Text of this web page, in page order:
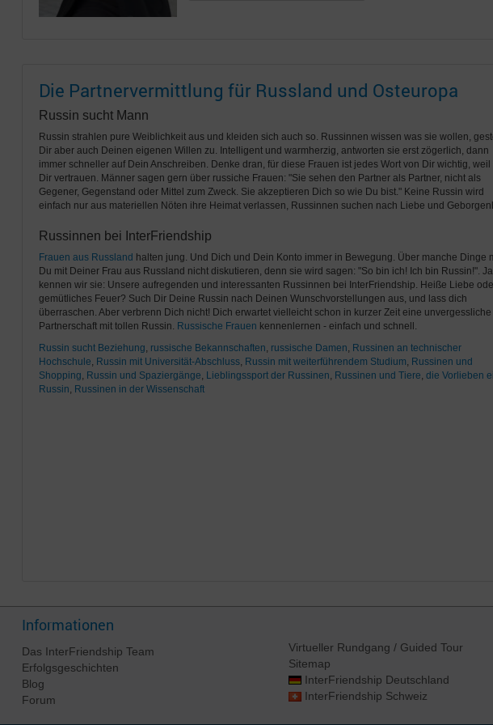
Die Partnervermittlung für Russland und Osteuropa
Russin sucht Mann
Russin strahlen pure Weiblichkeit aus und kleiden sich auch so. Russinnen wissen was sie wollen,
Dir aber auch Deinen eigenen Willen zu. Intelligent und warmherzig, antworten sie erst zögerlich, dann
immer schneller auf Dein Anschreiben. Denke dran, für diese Frauen ist jedes Wort von Dir wichtig, weil
Dir vertrauen. Männer sagen gern über russiche Frauen: "Sie sehen den Partner als Partner, nicht als
Gegener, Gegenstand oder Mittel zum Zweck. Sie akzeptieren Dich so wie Du bist." Keine Russin wird
einfach nur aus materiellen Nöten ihre Heimat verlassen, Russinnen suchen nach Liebe und
Russinnen bei InterFriendship
Frauen aus Russland halten jung. Und Dich und Dein Konto immer in Bewegung. Über manche Dinge
Du mit Deiner Frau aus Russland nicht diskutieren, denn sie wird sagen: "So bin ich! Ich bin Russin!".
kennen wir sie: Unsere aufregenden und interessanten Russinnen bei InterFriendship. Heiße Liebe
gemütliches Feuer? Such Dir Deine Russin nach Deinen Wunschvorstellungen aus, und lass dich
überraschen. Aber verbrenn Dich nicht! Dich erwartet vielleicht schon in kurzer Zeit eine unvergessliche
Partnerschaft mit tollen Russin. Russische Frauen kennenlernen - einfach und schnell.
Russin sucht Beziehung, russische Bekannschaften, russische Damen, Russinen an technischer
Hochschule, Russin mit Universität-Abschluss, Russin mit weiterführendem Studium, Russinen und
Shopping, Russin und Spaziergänge, Lieblingssport der Russinen, Russinen und Tiere, die Vorlieben
Russin, Russinen in der Wissenschaft
Informationen
Das InterFriendship Team
Erfolgsgeschichten
Blog
Forum
Virtueller Rundgang / Guided Tour
Sitemap
InterFriendship Deutschland
InterFriendship Schweiz